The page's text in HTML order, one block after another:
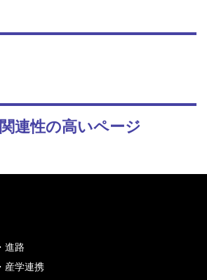
連性の高いページ
進路
産学連携